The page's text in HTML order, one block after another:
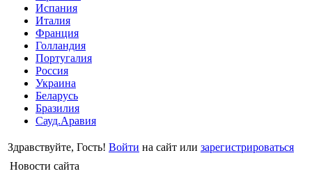
Испания
Италия
Франция
Голландия
Португалия
Россия
Украина
Беларусь
Бразилия
Сауд.Аравия
Здравствуйте, Гость! Войти на сайт или зарегистрироваться
Новости сайта